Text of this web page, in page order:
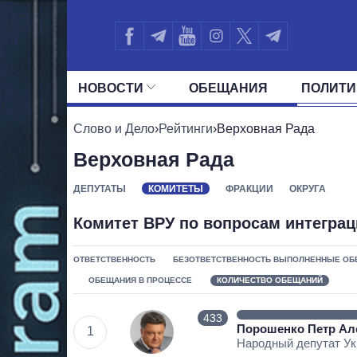
НОВОСТИ ОБЕЩАНИЯ
ВСЕ ПОЛИТИКИ ПРЕЗИДЕНТ И
Слово и Дело›Рейтинги›Верховная Рада
Верховная Рада
ДЕПУТАТЫ КОМИТЕТЫ ФРАКЦИИ ОКРУГА
Комитет ВРУ по вопросам
ОТВЕТСТВЕННОСТЬ БЕЗОТВЕТСТВЕННОСТЬ ВЫПОЛНЕННЫЕ
ОБЕЩАНИЯ В ПРОЦЕССЕ КОЛИЧЕСТВО ОБЕЩАНИЙ
1
433
Порошенко Петр
Народный депутат